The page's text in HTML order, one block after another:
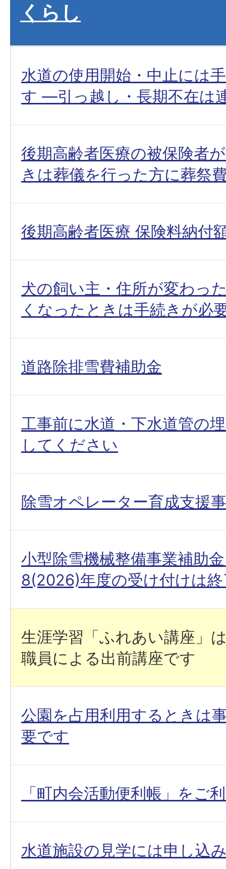
くらし
水道の使用開始・中止には
す ―引っ越し・長期不在は
後期高齢者医療の被保険者
きは葬儀を行った方に葬祭
後期高齢者医療 保険料納付
犬の飼い主・住所が変わっ
くなったときは手続きが必
道路除排雪費補助金
工事前に水道・下水道管の
してください
除雪オペレーター育成支援
小型除雪機械整備事業補助
8(2026)年度の受け付けは
生涯学習「ふれあい講座」
職員による出前講座です
公園を占用利用するときは
要です
「町内会活動便利帳」をご
水道施設の見学には申し込